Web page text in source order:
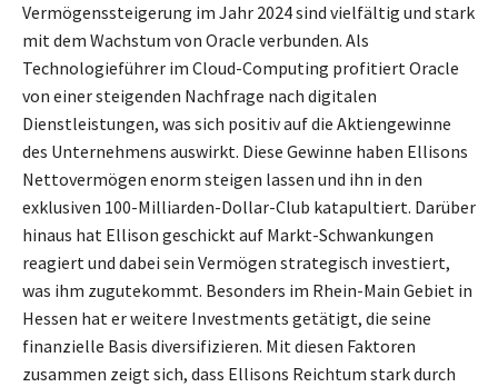
Vermögenssteigerung im Jahr 2024 sind vielfältig und stark
mit dem Wachstum von Oracle verbunden. Als
Technologieführer im Cloud-Computing profitiert Oracle
von einer steigenden Nachfrage nach digitalen
Dienstleistungen, was sich positiv auf die Aktiengewinne
des Unternehmens auswirkt. Diese Gewinne haben Ellisons
Nettovermögen enorm steigen lassen und ihn in den
exklusiven 100-Milliarden-Dollar-Club katapultiert. Darüber
hinaus hat Ellison geschickt auf Markt-Schwankungen
reagiert und dabei sein Vermögen strategisch investiert,
was ihm zugutekommt. Besonders im Rhein-Main Gebiet in
Hessen hat er weitere Investments getätigt, die seine
finanzielle Basis diversifizieren. Mit diesen Faktoren
zusammen zeigt sich, dass Ellisons Reichtum stark durch